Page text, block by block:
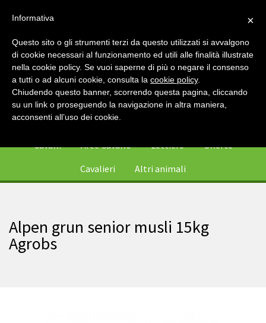
0
Cavalli Aree Cavallo Lettiere
Offerte
Cavalieri
Altri animali
Alpen grun senior musli 15kg
Agrobs
×
Informativa
Questo sito o gli strumenti terzi da questo utilizzati si avvalgono
di cookie necessari al funzionamento ed utili alle finalità illustrate
nella cookie policy. Se vuoi saperne di più o negare il consenso
a tutti o ad alcuni cookie, consulta la cookie policy.
Chiudendo questo banner, scorrendo questa pagina, cliccando
su un link o proseguendo la navigazione in altra maniera,
acconsenti all’uso dei cookie.